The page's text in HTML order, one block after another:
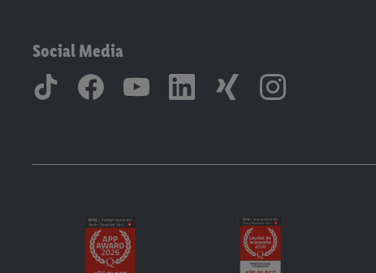
Social Media